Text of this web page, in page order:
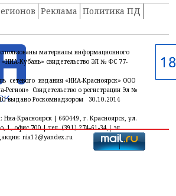
Реклама Политика ПД
материалы информационного
«НИА-Кубань» свидетельство ЭЛ № ФС 77-
сетевого издания «НИА-Красноярск» ООО
Регион» Свидетельство о регистрации Эл №
выдано Роскомнадзором 30.10.2014
Ниа-Красноярск | 660449, г. Красноярск, ул.
1, офис 700 | тел. (391) 274-61-34,| эл.
nia12@yandex.ru